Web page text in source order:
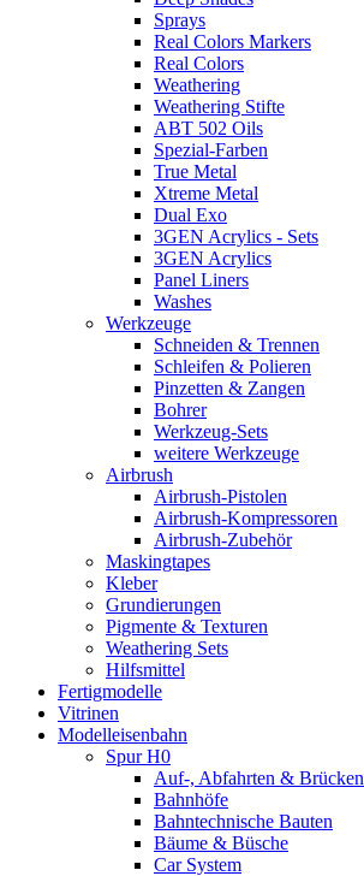
Sprays
Real Colors Markers
Real Colors
Weathering
Weathering Stifte
ABT 502 Oils
Spezial-Farben
True Metal
Xtreme Metal
Dual Exo
3GEN Acrylics - Sets
3GEN Acrylics
Panel Liners
Washes
Werkzeuge
Schneiden & Trennen
Schleifen & Polieren
Pinzetten & Zangen
Bohrer
Werkzeug-Sets
weitere Werkzeuge
Airbrush
Airbrush-Pistolen
Airbrush-Kompressoren
Airbrush-Zubehör
Maskingtapes
Kleber
Grundierungen
Pigmente & Texturen
Weathering Sets
Hilfsmittel
Fertigmodelle
Vitrinen
Modelleisenbahn
Spur H0
Auf-, Abfahrten & Brücken
Bahnhöfe
Bahntechnische Bauten
Bäume & Büsche
Car System